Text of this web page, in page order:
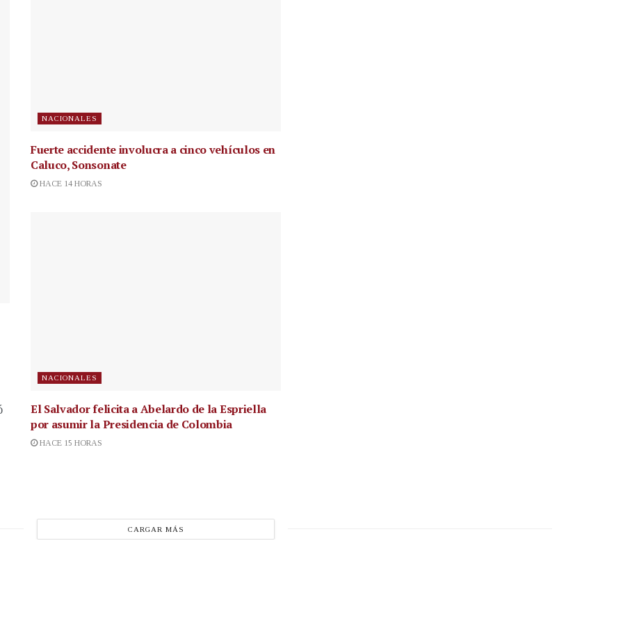
NACIONALES
Fuerte accidente involucra a cinco vehículos en
Caluco, Sonsonate
HACE 14 HORAS
NACIONALES
El Salvador felicita a Abelardo de la Espriella
por asumir la Presidencia de Colombia
HACE 15 HORAS
CARGAR MÁS